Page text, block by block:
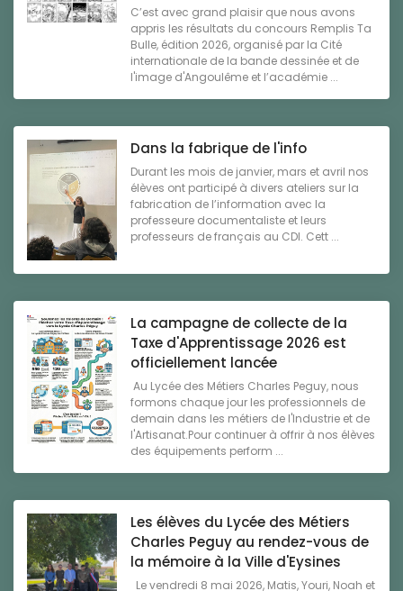
C’est avec grand plaisir que nous avons
appris les résultats du concours Remplis Ta
Bulle, édition 2026, organisé par la Cité
internationale de la bande dessinée et de
l'image d'Angoulême et l’académie ...
Dans la fabrique de l'info
Durant les mois de janvier, mars et avril nos
élèves ont participé à divers ateliers sur la
fabrication de l’information avec la
professeure documentaliste et leurs
professeurs de français au CDI. Cett ...
La campagne de collecte de la
Taxe d'Apprentissage 2026 est
officiellement lancée
Au Lycée des Métiers Charles Peguy, nous
formons chaque jour les professionnels de
demain dans les métiers de l'Industrie et de
l'Artisanat.Pour continuer à offrir à nos élèves
des équipements perform ...
Les élèves du Lycée des Métiers
Charles Peguy au rendez-vous de
la mémoire à la Ville d'Eysines
Le vendredi 8 mai 2026, Matis, Youri, Noah et